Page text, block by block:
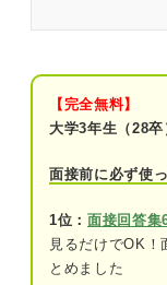
【完全無料】
大学3年生（28卒
面接前に必ず使
1位： 面接回答集
見るだけでOK！
とめました